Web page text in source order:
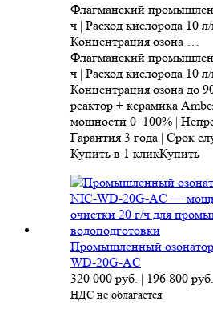
Флагманский
ч | Расход кислорода 10
Концентрация озона …
Флагманский
ч | Расход кислорода 10
Концентрация озона до
реактор + керамика
мощности 0–100% |
Гарантия 3 года | Срок
Купить в 1 кликКупить
Промышленный
WD-20G-AC
320 000 руб. | 196 800 руб.
НДС не облагается